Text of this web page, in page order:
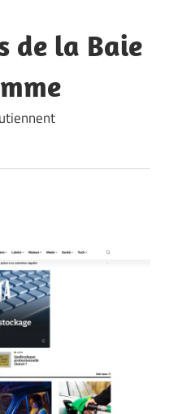
de la Baie